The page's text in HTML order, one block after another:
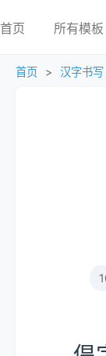
首页 所有模板
首页 > 汉字书写